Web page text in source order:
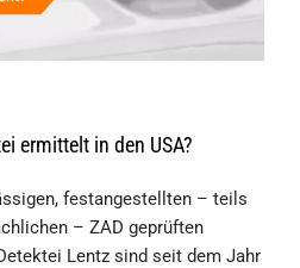
ermittelt in den USA?
festangestellten – teils
– ZAD geprüften
Lentz sind seit dem Jahr